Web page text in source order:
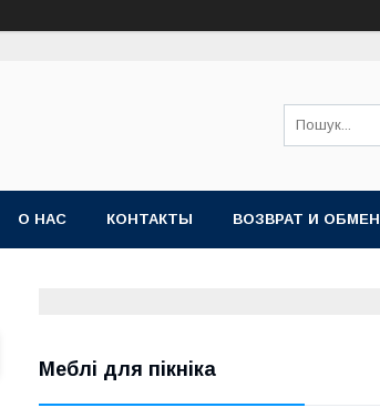
О НАС КОНТАКТЫ ВОЗВРАТ И ОБМЕН
Меблі для пікніка